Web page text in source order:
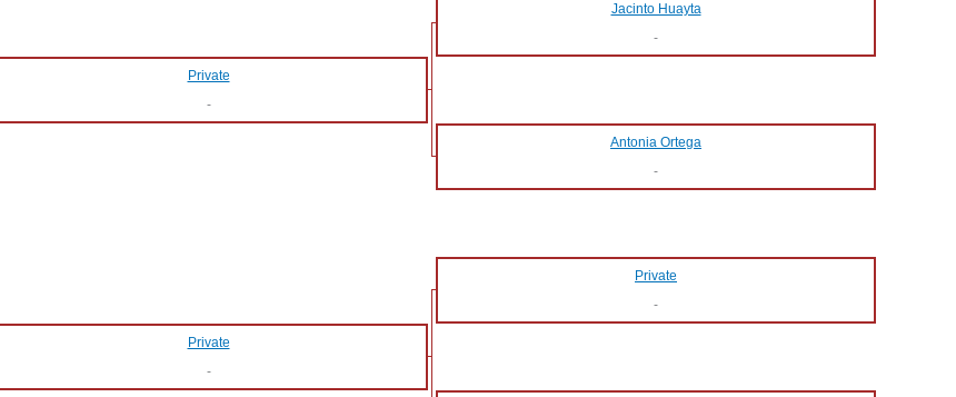
Jacinto Huayta
-
Private
-
Antonia Ortega
-
Private
-
Private
-